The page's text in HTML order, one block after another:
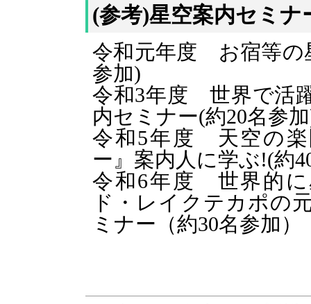
(参考)星空案内セミナ
令和元年度 お宿等の
参加)
令和3年度 世界で活
内セミナー(約20名参
令和5年度 天空の楽
ー』案内人に学ぶ!(約
令和6年度 世界的に
ド・レイクテカポの
ミナー（約30名参加）